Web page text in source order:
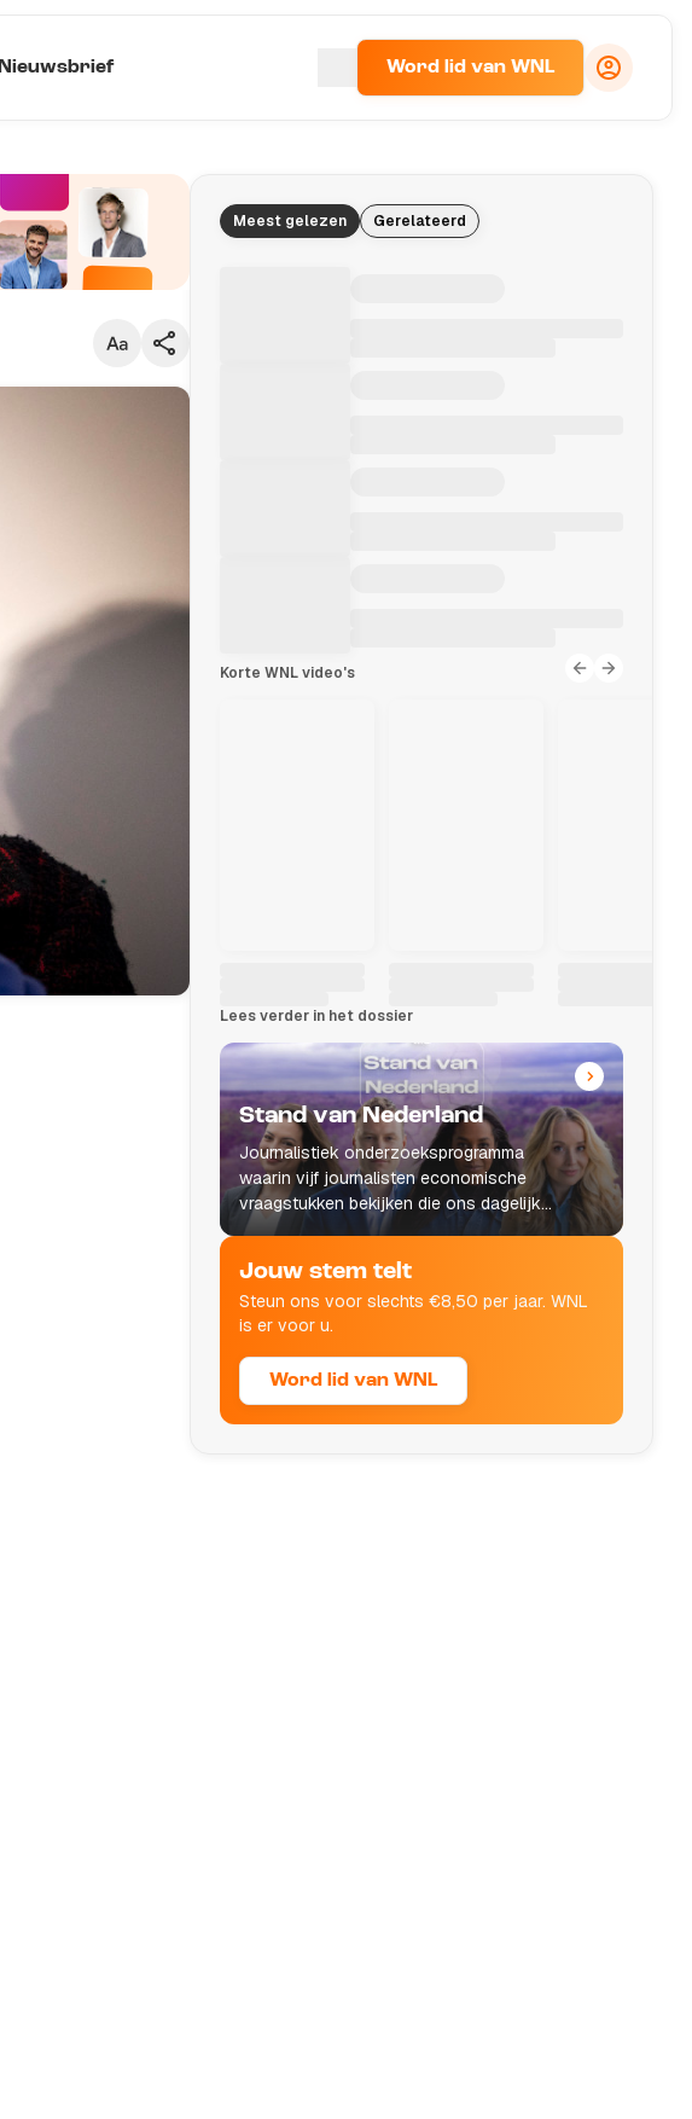
Nieuwsbrief Word lid van WNL
Meest gelezen Gerelateerd
Korte WNL video's
Lees verder in het dossier
Stand van Nederland
Journalistiek onderzoeksprogramma
waarin vijf journalisten economische
vraagstukken bekijken die ons dagelijks
leven raken.
Jouw stem telt
Steun ons voor slechts €8,50 per jaar. WNL
is er voor u.
Word lid van WNL